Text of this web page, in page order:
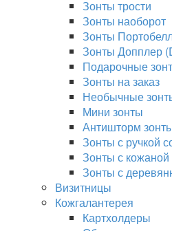
Зонты трости
Зонты наоборот
Зонты
Зонты Допплер
Подарочные
Зонты на заказ
Необычные
Мини зонты
Антишторм
Зонты с ручкой
Зонты с кожаной
Зонты с
Визитницы
Кожгалантерея
Картхолдеры